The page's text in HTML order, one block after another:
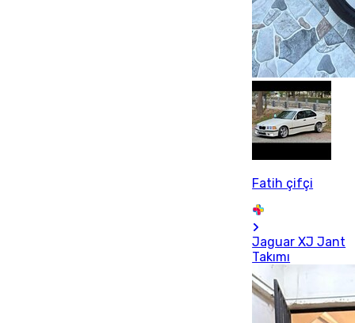
Fatih çifçi
Jaguar XJ Jant
Takımı